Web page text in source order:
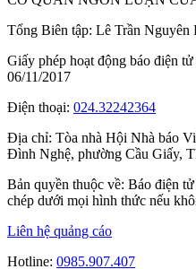
Tổng Biên tập: Lê Trần Nguyên
Giấy phép hoạt động báo điện
06/11/2017
Điện thoại: 024.32242364
Địa chỉ: Tòa nhà Hội Nhà báo
Đình Nghệ, phường Cầu Giấy,
Bản quyền thuộc về: Báo điện
chép dưới mọi hình thức nếu
Liên hệ quảng cáo
Hotline: 0985.907.407